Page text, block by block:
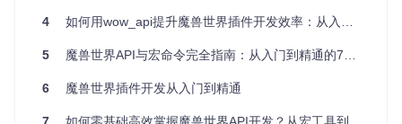
并设置生命值阈值条件。系统自动生成带语法高亮的宏代码，
2.2 插件开发者的效率提升
场景案例：独立开发者王工正在开发团队框架插件，需要查询
4 如何用wow_api提升魔兽世界插件开发效率：从入门到精通的实战指南
5 魔兽世界API与宏命令完全指南：从入门到精通的7大核心技能
6 魔兽世界插件开发从入门到精通